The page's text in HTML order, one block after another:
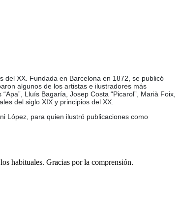
del XX. Fundada en Barcelona en 1872, se publicó
algunos de los artistas e ilustradores más
Lluís Bagaría, Josep Costa “Picarol”, Marià Foix,
del siglo XIX y principios del XX.
López, para quien ilustró publicaciones como
habituales. Gracias por la comprensión.